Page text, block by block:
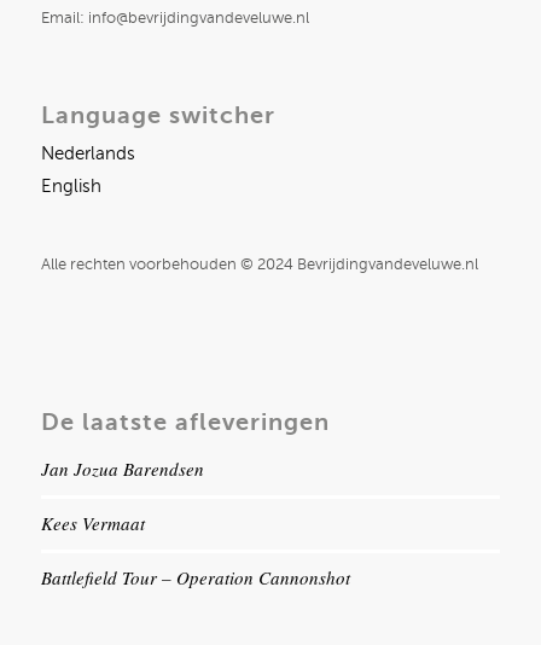
Email: info@bevrijdingvandeveluwe.nl
Language switcher
Nederlands
English
Alle rechten voorbehouden © 2024 Bevrijdingvandeveluwe.nl
De laatste afleveringen
Jan Jozua Barendsen
Kees Vermaat
Battlefield Tour – Operation Cannonshot